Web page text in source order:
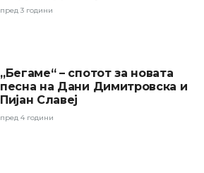
пред 3 години
„Бегаме“ – спотот за новата
песна на Дани Димитровска и
Пијан Славеј
пред 4 години